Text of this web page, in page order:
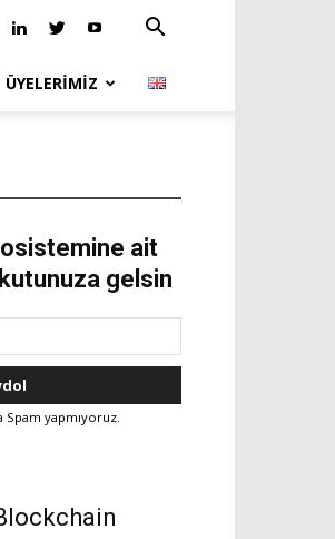
ÜYELERIMIZ
ait
gelsin
Spam yapmıyoruz.